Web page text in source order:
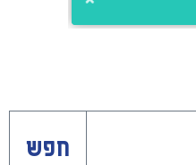
חפש